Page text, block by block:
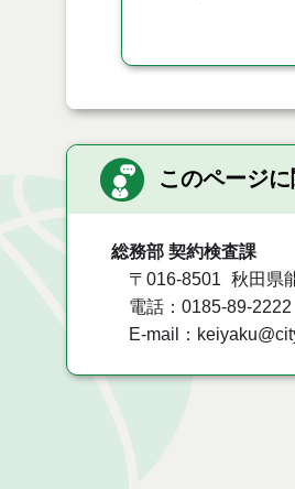
このページ
総務部 契約検査課
〒016-8501
秋田県
電話：0185-89-2222
E-mail：